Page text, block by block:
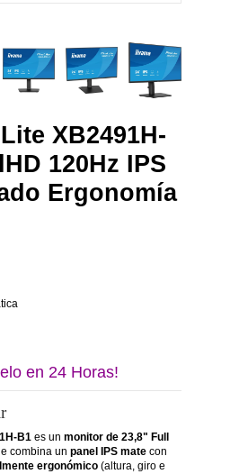
XB2491H-
120Hz IPS
Ergonomía
en 24 Horas!
B1es un monitor de 23,8" Full
combina un panel IPS matecon
ergonómico(altura, giro e